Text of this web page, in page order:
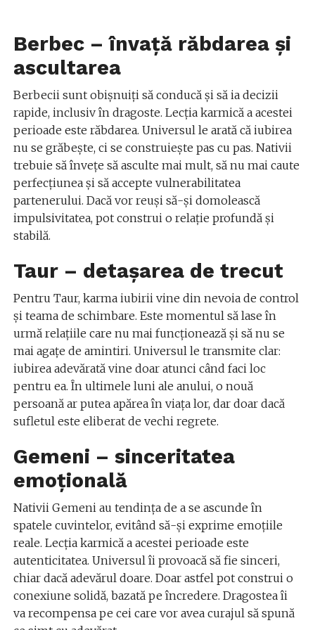
Berbec – învață răbdarea și
ascultarea
Berbecii sunt obișnuiți să conducă și să ia decizii
rapide, inclusiv în dragoste. Lecția karmică a acestei
perioade este răbdarea. Universul le arată că iubirea
nu se grăbește, ci se construiește pas cu pas. Nativii
trebuie să învețe să asculte mai mult, să nu mai caute
perfecțiunea și să accepte vulnerabilitatea
partenerului. Dacă vor reuși să-și domolească
impulsivitatea, pot construi o relație profundă și
stabilă.
Taur – detașarea de trecut
Pentru Taur, karma iubirii vine din nevoia de control
și teama de schimbare. Este momentul să lase în
urmă relațiile care nu mai funcționează și să nu se
mai agațe de amintiri. Universul le transmite clar:
iubirea adevărată vine doar atunci când faci loc
pentru ea. În ultimele luni ale anului, o nouă
persoană ar putea apărea în viața lor, dar doar dacă
sufletul este eliberat de vechi regrete.
Gemeni – sinceritatea
emoțională
Nativii Gemeni au tendința de a se ascunde în
spatele cuvintelor, evitând să-și exprime emoțiile
reale. Lecția karmică a acestei perioade este
autenticitatea. Universul îi provoacă să fie sinceri,
chiar dacă adevărul doare. Doar astfel pot construi o
conexiune solidă, bazată pe încredere. Dragostea îi
va recompensa pe cei care vor avea curajul să spună